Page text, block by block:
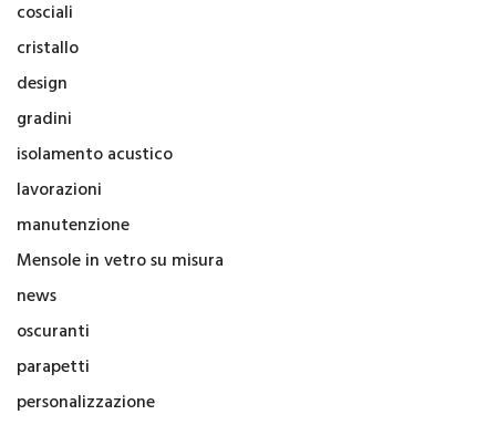
cosciali
cristallo
design
gradini
isolamento acustico
lavorazioni
manutenzione
Mensole in vetro su misura
news
oscuranti
parapetti
personalizzazione